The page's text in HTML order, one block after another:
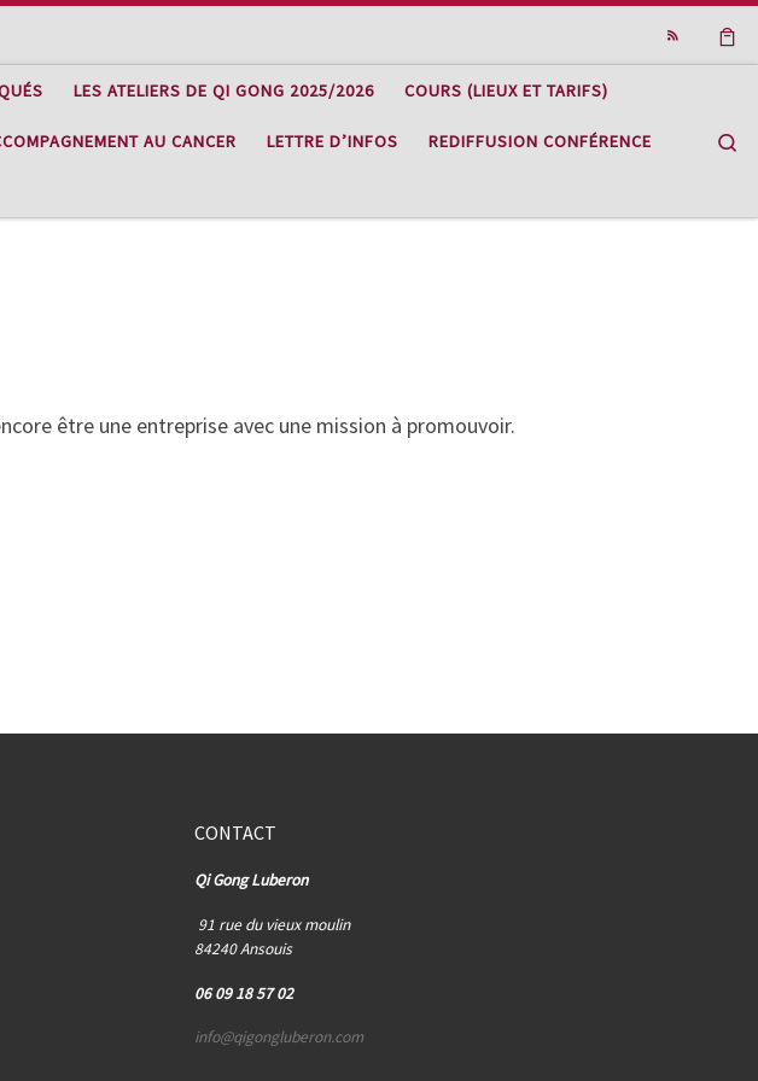
LES ATELIERS DE QI GONG 2025/2026 COURS (LIEUX ET TARIFS)
AU CANCER LETTRE D’INFOS REDIFFUSION CONFÉRENCE
être une entreprise avec une mission à promouvoir.
CONTACT
Qi Gong Luberon
91 rue du vieux moulin
84240 Ansouis
06 09 18 57 02
info@qigongluberon.com